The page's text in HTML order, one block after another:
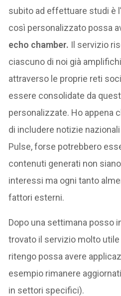
subito ad effettuare studi è
così personalizzato possa
echo chamber. Il servizio
ciascuno di noi già
attraverso le proprie reti
essere consolidate da
personalizzate. Ho appena
di includere notizie
Pulse, forse potrebbero
contenuti generati non
interessi ma ogni tanto
fattori esterni.
Dopo una settimana posso
trovato il servizio molto
ritengo possa avere
esempio rimanere
in settori specifici).